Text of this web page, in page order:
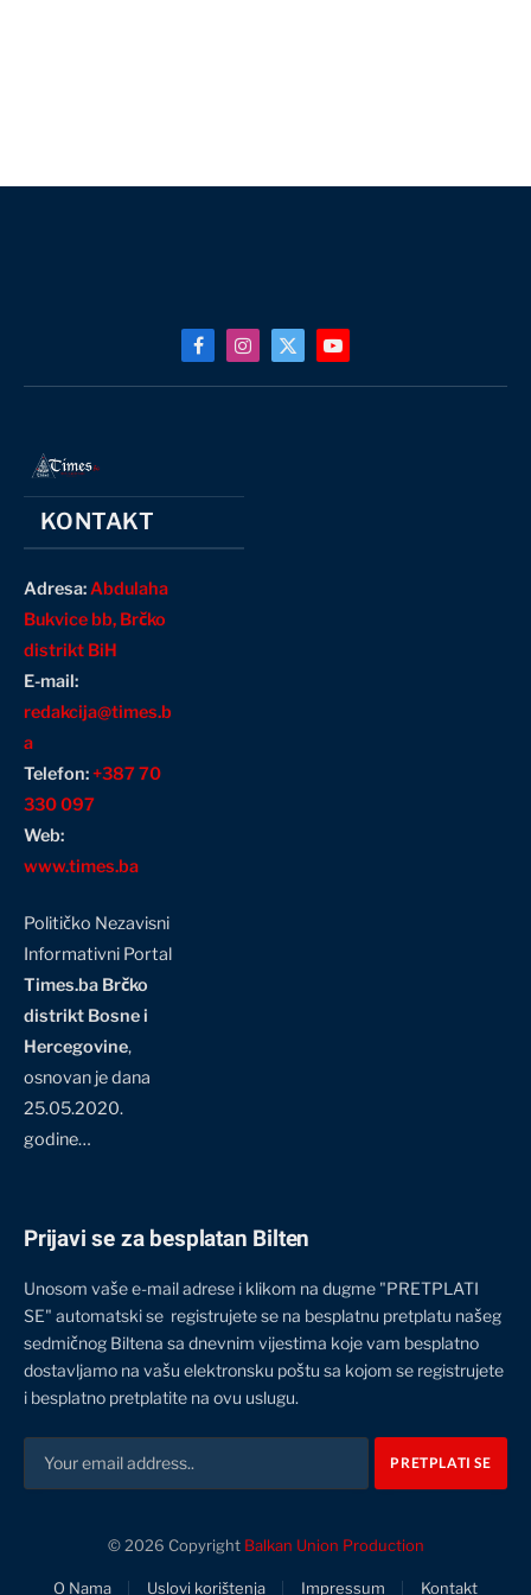
FacebookInstagram
X
(Twitter)
YouTube
KONTAKT
Adresa:Abdulaha
Bukvice bb, Brčko
distrikt BiH
E-mail:
redakcija@times.b
a
Telefon:+387 70
330 097
Web:
www.times.ba
Političko Nezavisni
Informativni Portal
Times.ba Brčko
distrikt Bosne i
Hercegovine,
osnovan je dana
25.05.2020.
godine…
Prijavi se za besplatan Bilten
Unosom vaše e-mail adrese i klikom na dugme "PRETPLATI
SE" automatski se registrujete se na besplatnu pretplatu našeg
sedmičnog Biltena sa dnevnim vijestima koje vam besplatno
dostavljamo na vašu elektronsku poštu sa kojom se registrujete
i besplatno pretplatite na ovu uslugu.
© 2026 Copyright Balkan Union Production
O Nama Uslovi korištenja Impressum Kontakt